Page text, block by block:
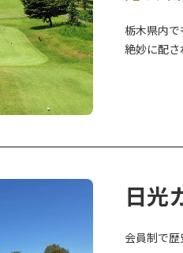
●おとぎの
参加者の
急斜面の
栃木県内で
絶妙に配さ
日光
会員制で歴